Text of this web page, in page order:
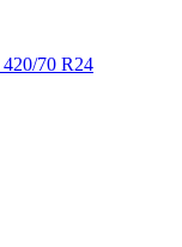
70 R24